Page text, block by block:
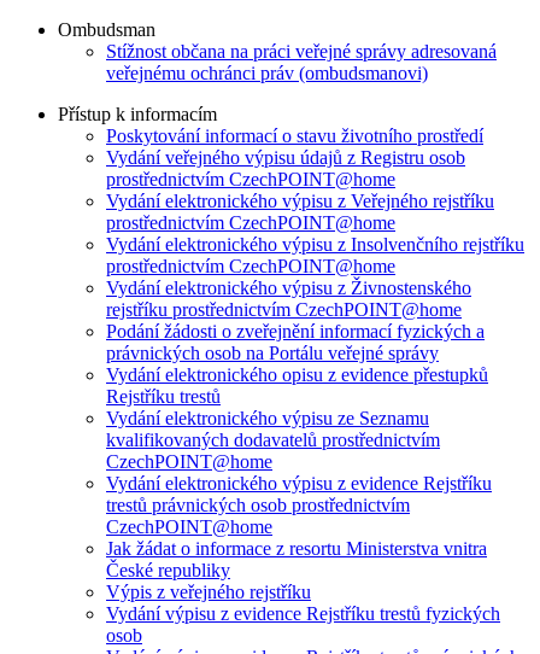
Ombudsman
Stížnost občana na práci veřejné správy adresovaná
veřejnému ochránci práv (ombudsmanovi)
Přístup k informacím
Poskytování informací o stavu životního prostředí
Vydání veřejného výpisu údajů z Registru osob
prostřednictvím CzechPOINT@home
Vydání elektronického výpisu z Veřejného rejstříku
prostřednictvím CzechPOINT@home
Vydání elektronického výpisu z Insolvenčního rejstříku
prostřednictvím CzechPOINT@home
Vydání elektronického výpisu z Živnostenského
rejstříku prostřednictvím CzechPOINT@home
Podání žádosti o zveřejnění informací fyzických a
právnických osob na Portálu veřejné správy
Vydání elektronického opisu z evidence přestupků
Rejstříku trestů
Vydání elektronického výpisu ze Seznamu
kvalifikovaných dodavatelů prostřednictvím
CzechPOINT@home
Vydání elektronického výpisu z evidence Rejstříku
trestů právnických osob prostřednictvím
CzechPOINT@home
Jak žádat o informace z resortu Ministerstva vnitra
České republiky
Výpis z veřejného rejstříku
Vydání výpisu z evidence Rejstříku trestů fyzických
osob